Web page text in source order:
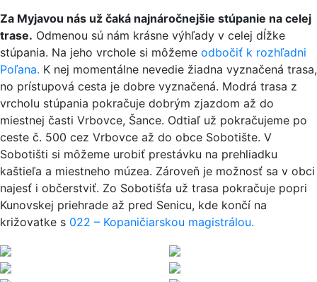
Za Myjavou nás už čaká najnáročnejšie stúpanie na celej
trase. Odmenou sú nám krásne výhľady v celej dĺžke
stúpania. Na jeho vrchole si môžeme odbočiť k rozhľadni
Poľana. K nej momentálne nevedie žiadna vyznačená trasa,
no prístupová cesta je dobre vyznačená. Modrá trasa z
vrcholu stúpania pokračuje dobrým zjazdom až do
miestnej časti Vrbovce, Šance. Odtiaľ už pokračujeme po
ceste č. 500 cez Vrbovce až do obce Sobotište. V
Sobotišti si môžeme urobiť prestávku na prehliadku
kaštieľa a miestneho múzea. Zároveň je možnosť sa v obci
najesť i občerstviť. Zo Sobotišťa už trasa pokračuje popri
Kunovskej priehrade až pred Senicu, kde končí na
križovatke s 022 – Kopaničiarskou magistrálou.